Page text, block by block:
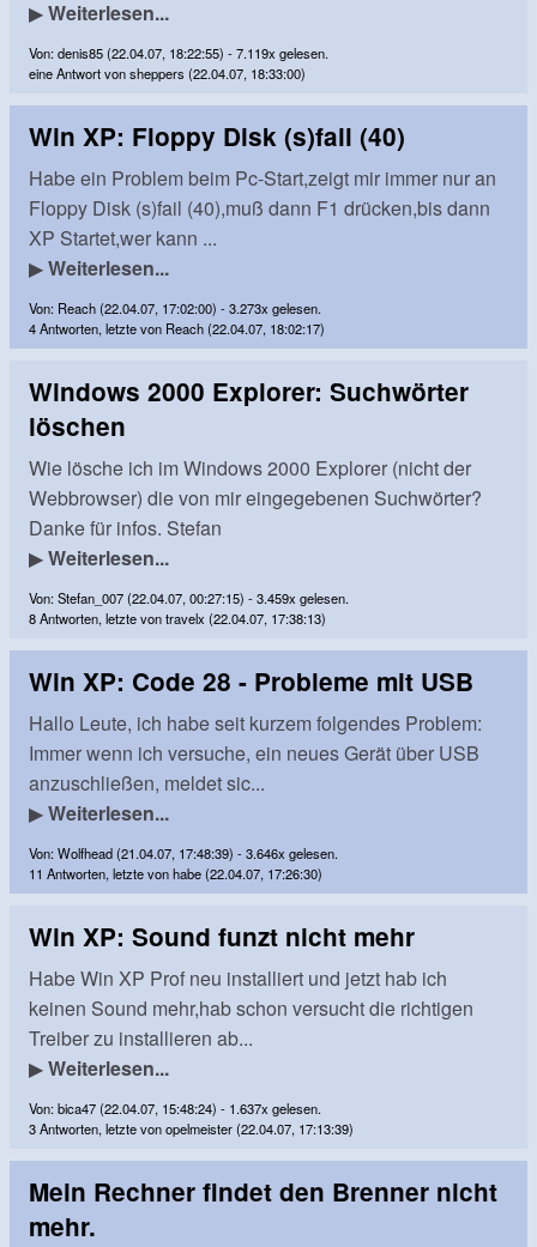
▶Weiterlesen...
Von: denis85 (22.04.07, 18:22:55) - 7.119x gelesen.
eine Antwort von sheppers (22.04.07, 18:33:00)
Win XP: Floppy Disk (s)fail (40)
Habe ein Problem beim Pc-Start,zeigt mir immer nur an
Floppy Disk (s)fail (40),muß dann F1 drücken,bis dann
XP Startet,wer kann ...
▶Weiterlesen...
Von: Reach (22.04.07, 17:02:00) - 3.273x gelesen.
4 Antworten, letzte von Reach (22.04.07, 18:02:17)
Windows 2000 Explorer: Suchwörter
löschen
Wie lösche ich im Windows 2000 Explorer (nicht der
Webbrowser) die von mir eingegebenen Suchwörter?
Danke für infos. Stefan
▶Weiterlesen...
Von: Stefan_007 (22.04.07, 00:27:15) - 3.459x gelesen.
8 Antworten, letzte von travelx (22.04.07, 17:38:13)
Win XP: Code 28 - Probleme mit USB
Hallo Leute, ich habe seit kurzem folgendes Problem:
Immer wenn ich versuche, ein neues Gerät über USB
anzuschließen, meldet sic...
▶Weiterlesen...
Von: Wolfhead (21.04.07, 17:48:39) - 3.646x gelesen.
11 Antworten, letzte von habe (22.04.07, 17:26:30)
Win XP: Sound funzt nicht mehr
Habe Win XP Prof neu installiert und jetzt hab ich
keinen Sound mehr,hab schon versucht die richtigen
Treiber zu installieren ab...
▶Weiterlesen...
Von: bica47 (22.04.07, 15:48:24) - 1.637x gelesen.
3 Antworten, letzte von opelmeister (22.04.07, 17:13:39)
Mein Rechner findet den Brenner nicht
mehr.